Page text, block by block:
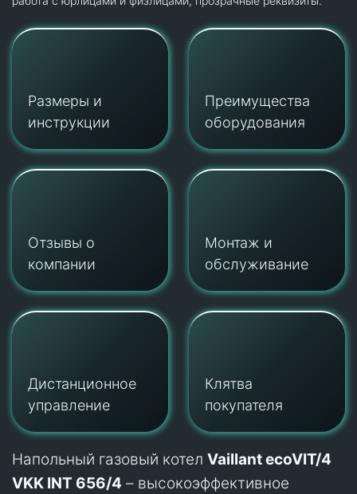
Размеры и
инструкции
Преимущества
оборудования
Отзывы о
компании
Монтаж и
обслуживание
Дистанционное
управление
Клятва
покупателя
Напольный газовый котел Vaillant ecoVIT/4
VKK INT 656/4 – высокоэффективное